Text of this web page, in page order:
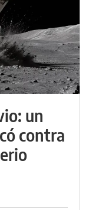
un
contra